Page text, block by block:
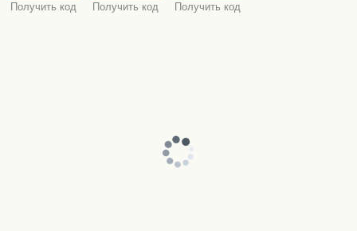
Получить код Получить код Получить код